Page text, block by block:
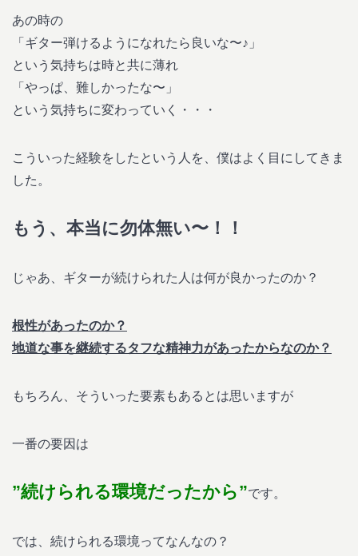
あの時の
「ギター弾けるようになれたら良いな〜♪」
という気持ちは時と共に薄れ
「やっぱ、難しかったな〜」
という気持ちに変わっていく・・・
こういった経験をしたという人を、僕はよく目にしてきま
した。
もう、本当に勿体無い〜！！
じゃあ、ギターが続けられた人は何が良かったのか？
根性があったのか？
地道な事を継続するタフな精神力があったからなのか？
もちろん、そういった要素もあるとは思いますが
一番の要因は
”続けられる環境だったから”です。
では、続けられる環境ってなんなの？